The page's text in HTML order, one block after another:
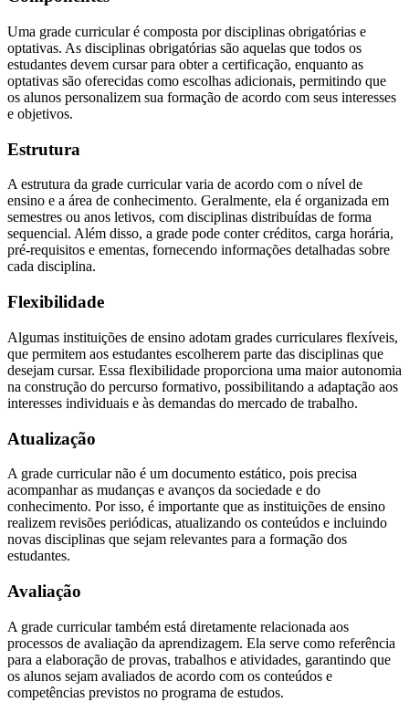
Uma grade curricular é composta por disciplinas obrigatórias e
optativas. As disciplinas obrigatórias são aquelas que todos os
estudantes devem cursar para obter a certificação, enquanto as
optativas são oferecidas como escolhas adicionais, permitindo que
os alunos personalizem sua formação de acordo com seus interesses
e objetivos.
Estrutura
A estrutura da grade curricular varia de acordo com o nível de
ensino e a área de conhecimento. Geralmente, ela é organizada em
semestres ou anos letivos, com disciplinas distribuídas de forma
sequencial. Além disso, a grade pode conter créditos, carga horária,
pré-requisitos e ementas, fornecendo informações detalhadas sobre
cada disciplina.
Flexibilidade
Algumas instituições de ensino adotam grades curriculares flexíveis,
que permitem aos estudantes escolherem parte das disciplinas que
desejam cursar. Essa flexibilidade proporciona uma maior autonomia
na construção do percurso formativo, possibilitando a adaptação aos
interesses individuais e às demandas do mercado de trabalho.
Atualização
A grade curricular não é um documento estático, pois precisa
acompanhar as mudanças e avanços da sociedade e do
conhecimento. Por isso, é importante que as instituições de ensino
realizem revisões periódicas, atualizando os conteúdos e incluindo
novas disciplinas que sejam relevantes para a formação dos
estudantes.
Avaliação
A grade curricular também está diretamente relacionada aos
processos de avaliação da aprendizagem. Ela serve como referência
para a elaboração de provas, trabalhos e atividades, garantindo que
os alunos sejam avaliados de acordo com os conteúdos e
competências previstos no programa de estudos.